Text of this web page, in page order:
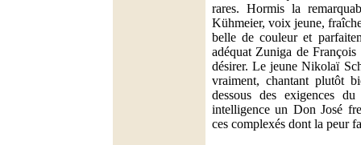
rares. Hormis la
Kühmeier, voix jeune,
belle de couleur et
adéquat Zuniga de
désirer. Le jeune Nikolaï
vraiment, chantant plutôt
dessous des exigences
intelligence un Don José
ces complexés dont la peur